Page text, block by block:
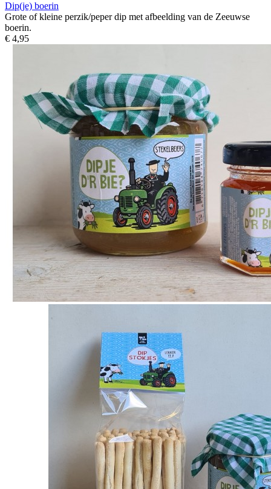
Dip(je) boerin
Grote of kleine perzik/peper dip met afbeelding van de Zeeuwse
boerin.
€ 4,95